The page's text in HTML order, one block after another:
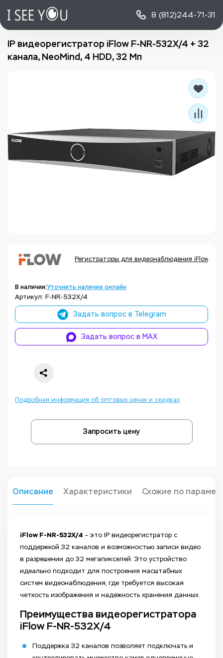
8 (812)244-71-31
IP видеорегистратор iFlow F-NR-532X/4 + 32
канала, NeoMind, 4 HDD, 32 Мп
Регистраторы для видеонаблюдения iFlow
В наличии:Уточнить наличие онлайн
Артикул: F-NR-532X/4
Задать вопрос в Telegram
Задать вопрос в MAX
Подробная информация об оптовых ценах и скидках
Запросить цену
Описание Характеристики Схожие по
iFlow F-NR-532X/4 – это IP видеорегистратор с
поддержкой 32 каналов и возможностью записи видео
в разрешении до 32 мегапикселей. Это устройство
идеально подходит для построения масштабных
систем видеонаблюдения, где требуется высокая
четкость изображения и надежность хранения данных.
Преимущества видеорегистратора
iFlow F-NR-532X/4
Поддержка 32 каналов позволяет подключать и